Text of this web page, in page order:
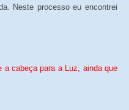
Neste processo eu encontrei
a cabeça para a Luz, ainda que